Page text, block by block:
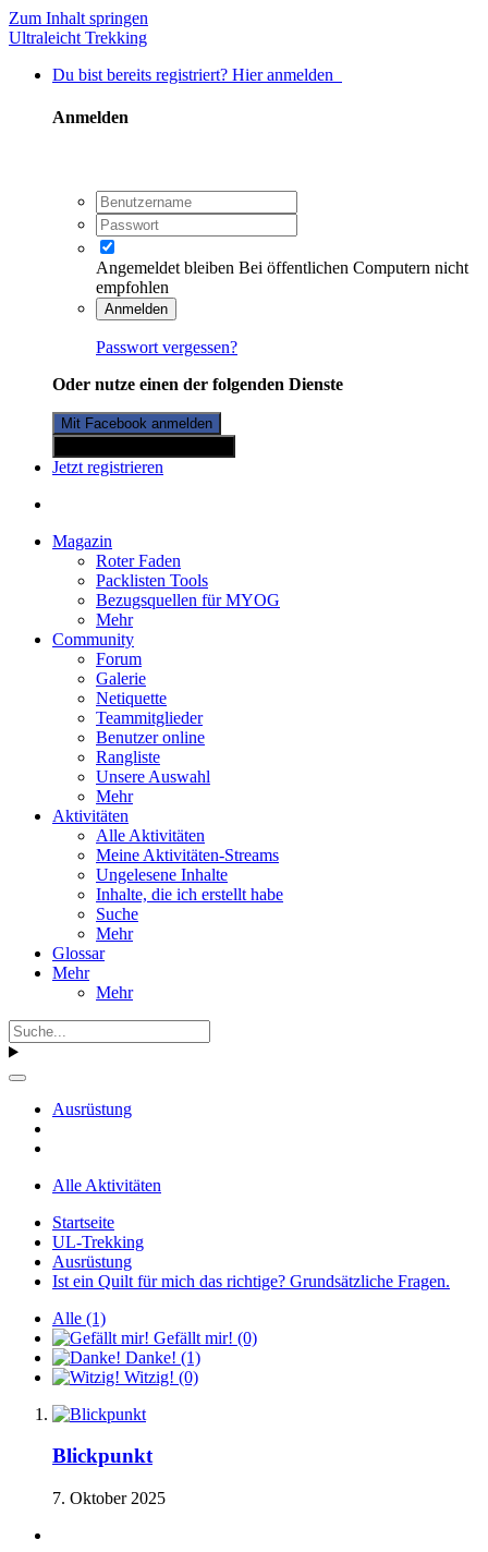
Zum Inhalt springen
Ultraleicht Trekking
Du bist bereits registriert? Hier anmelden
Anmelden
Angemeldet bleiben Bei öffentlichen Computern nicht
empfohlen
Anmelden
Passwort vergessen?
Oder nutze einen der folgenden Dienste
Mit Facebook anmelden
Jetzt registrieren
Magazin
Roter Faden
Packlisten Tools
Bezugsquellen für MYOG
Mehr
Community
Forum
Galerie
Netiquette
Teammitglieder
Benutzer online
Rangliste
Unsere Auswahl
Mehr
Aktivitäten
Alle Aktivitäten
Meine Aktivitäten-Streams
Ungelesene Inhalte
Inhalte, die ich erstellt habe
Suche
Mehr
Glossar
Mehr
Mehr
Ausrüstung
Alle Aktivitäten
Startseite
UL-Trekking
Ausrüstung
Ist ein Quilt für mich das richtige? Grundsätzliche Fragen.
Alle (1)
Gefällt mir! (0)
Danke! (1)
Witzig! (0)
Blickpunkt
7. Oktober 2025